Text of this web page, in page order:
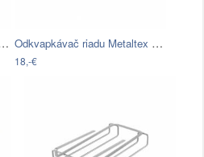
Metaltex Copper Odkvapkávač riadu Metaltex Wave-Te×, 35…
18,-€